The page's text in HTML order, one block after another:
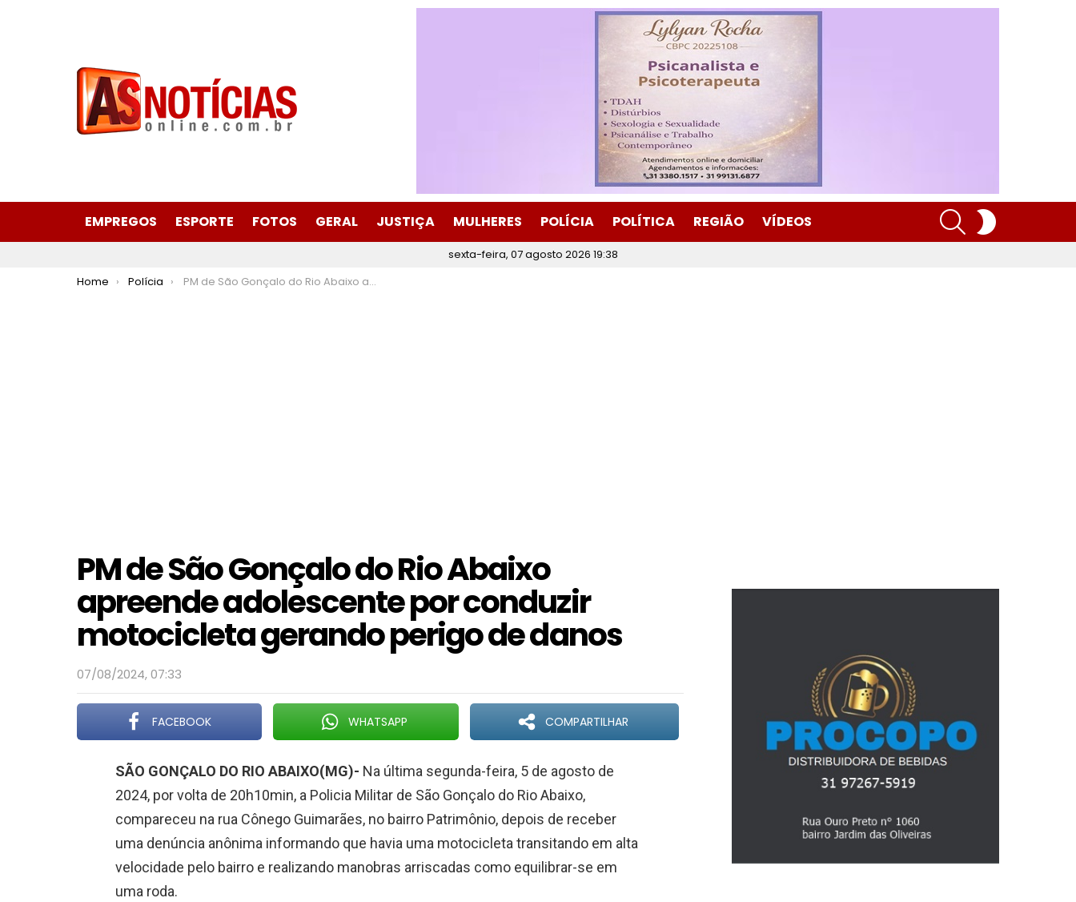
EMPREGOS ESPORTE FOTOS GERAL JUSTIÇA MULHERES POLÍCIA POLÍTICA REGIÃO VÍDEOS
SEARCH
sexta-feira, 07 agosto 2026 19:38
You are here:
Home Polícia PM de São Gonçalo do Rio Abaixo apreende adolescente por conduzir motocicleta gerando perigo de danos
PM de São Gonçalo do Rio Abaixo
apreende adolescente por conduzir
motocicleta gerando perigo de danos
07/08/2024, 07:33
FACEBOOK WHATSAPP COMPARTILHAR
SÃO GONÇALO DO RIO ABAIXO(MG)- Na última segunda-feira, 5 de agosto de
2024, por volta de 20h10min, a Policia Militar de São Gonçalo do Rio Abaixo,
compareceu na rua Cônego Guimarães, no bairro Patrimônio, depois de receber
uma denúncia anônima informando que havia uma motocicleta transitando em alta
velocidade pelo bairro e realizando manobras arriscadas como equilibrar-se em
uma roda.